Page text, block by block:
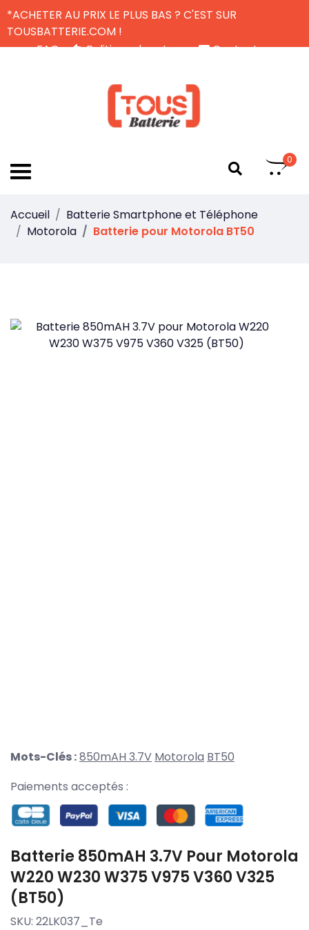
*ACHETER AU PRIX LE PLUS BAS ? C'EST SUR
TOUSBATTERIE.COM !
FAQ
Politique de retour
Contactez-nous
0
Accueil
Batterie Smartphone et Téléphone
Motorola
Batterie pour Motorola BT50
Mots-Clés :850mAH 3.7V Motorola BT50
Paiements acceptés :
Batterie 850mAH 3.7V Pour Motorola
W220 W230 W375 V975 V360 V325
(BT50)
SKU: 22LK037_Te